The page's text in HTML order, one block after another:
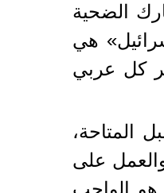
الضحية
هي
كل عربي
المتاحة،
على